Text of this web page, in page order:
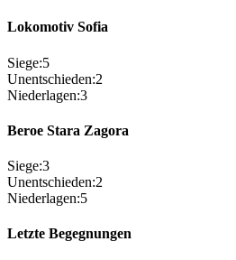
Lokomotiv Sofia
Siege:5
Unentschieden:2
Niederlagen:3
Beroe Stara Zagora
Siege:3
Unentschieden:2
Niederlagen:5
Letzte Begegnungen